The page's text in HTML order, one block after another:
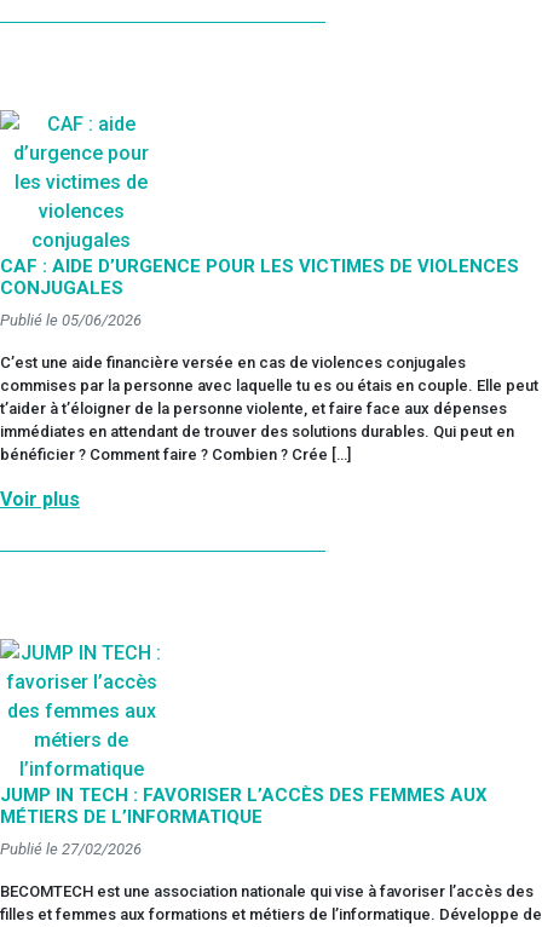
CAF : AIDE D’URGENCE POUR LES VICTIMES DE VIOLENCES
CONJUGALES
Publié le 05/06/2026
C’est une aide financière versée en cas de violences conjugales
commises par la personne avec laquelle tu es ou étais en couple. Elle peut
t’aider à t’éloigner de la personne violente, et faire face aux dépenses
immédiates en attendant de trouver des solutions durables. Qui peut en
bénéficier ? Comment faire ? Combien ? Crée […]
Voir plus
JUMP IN TECH : FAVORISER L’ACCÈS DES FEMMES AUX
MÉTIERS DE L’INFORMATIQUE
Publié le 27/02/2026
BECOMTECH est une association nationale qui vise à favoriser l’accès des
filles et femmes aux formations et métiers de l’informatique. Développe de